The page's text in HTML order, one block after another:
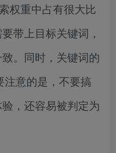
权重中占有很大比
带上目标关键词，
。同时，关键词的
意的是，不要搞
，还容易被判定为